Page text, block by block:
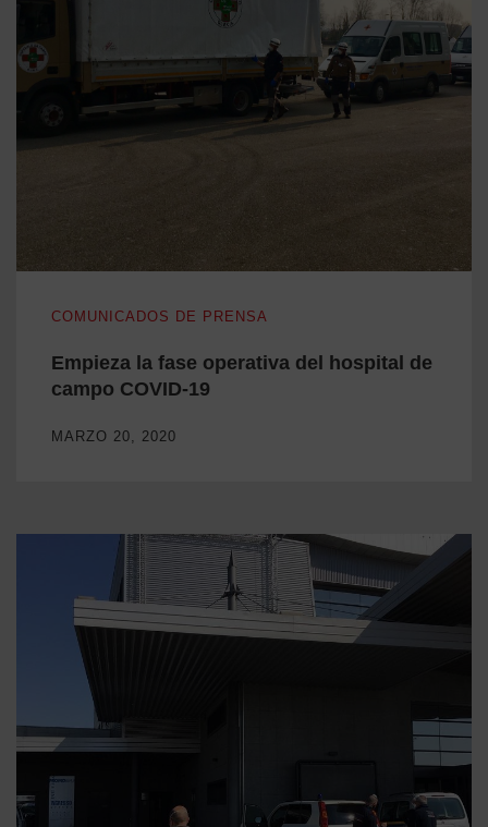
COMUNICADOS DE PRENSA
Empieza la fase operativa del hospital de
campo COVID-19
MARZO 20, 2020